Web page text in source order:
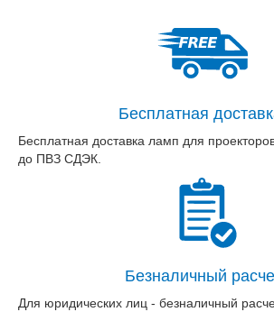
Бесплатная
Бесплатная доставка ламп для
до ПВЗ СДЭК.
Безналичный
Для юридических лиц - безналичный